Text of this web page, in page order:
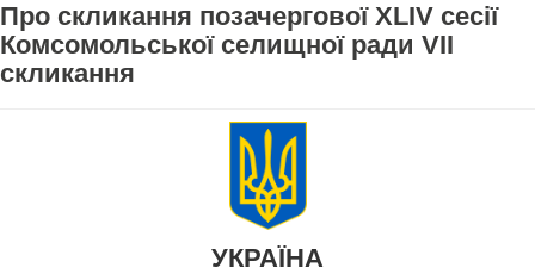
Про скликання позачергової XLIV сесії
Комсомольської селищної ради VII
скликання
УКРАЇНА